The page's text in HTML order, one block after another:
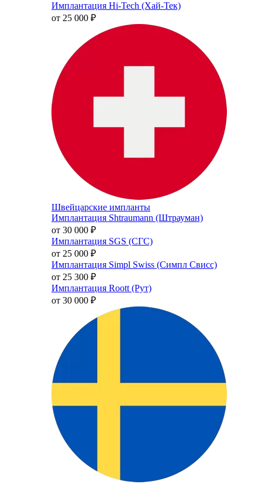
Имплантация Hi-Tech (Хай-Тек)
от 25 000 ₽
Швейцарские импланты
Имплантация Shtraumann (Штрауман)
от 30 000 ₽
Имплантация SGS (СГС)
от 25 000 ₽
Имплантация Simpl Swiss (Симпл Свисс)
от 25 300 ₽
Имплантация Roott (Рут)
от 30 000 ₽